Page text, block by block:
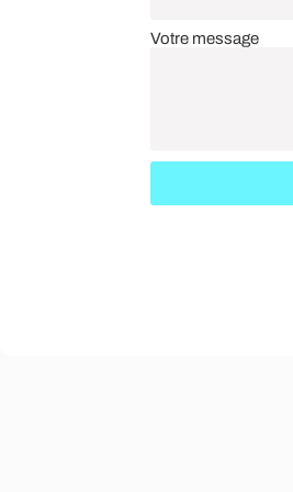
Votre message